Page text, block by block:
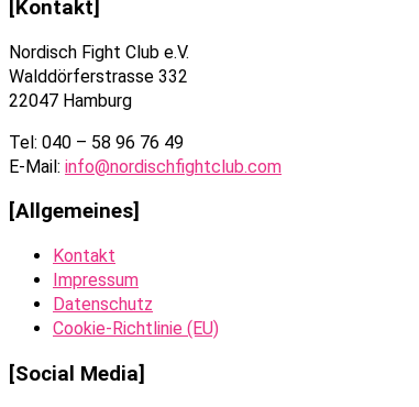
[Kontakt]
Nordisch Fight Club e.V.
Walddörferstrasse 332
22047 Hamburg
Tel: 040 – 58 96 76 49
E-Mail: info@nordischfightclub.com
[Allgemeines]
Kontakt
Impressum
Datenschutz
Cookie-Richtlinie (EU)
[Social Media]